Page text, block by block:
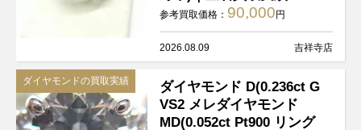
参考買取価格： 90,000円
2026.08.09 吉祥寺店
ダイヤモンドの買取実績
ダイヤモンド D(0.236ct G
VS2 メレダイヤモンド
MD(0.052ct Pt900 リング